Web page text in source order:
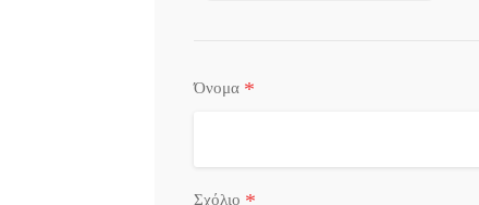
Όνομα *
Σχόλιο